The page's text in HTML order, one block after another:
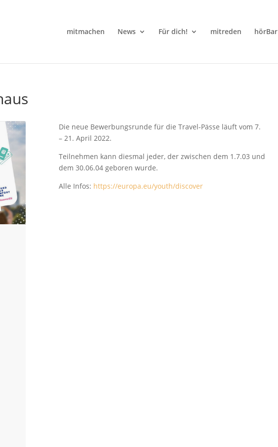
mitmachen News Für dich! mitreden hörBar
Die neue Bewerbungsrunde für die Travel-Pässe läuft vom 7.
– 21. April 2022.
Teilnehmen kann diesmal jeder, der zwischen dem 1.7.03 und
dem 30.06.04 geboren wurde.
Alle Infos: https://europa.eu/youth/discover